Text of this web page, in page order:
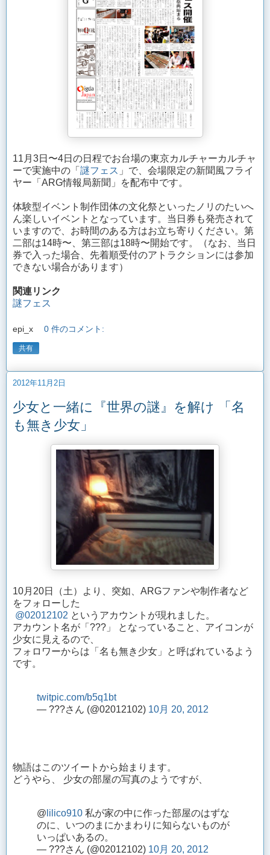
11月3日〜4日の日程でお台場の東京カルチャーカルチャ
ーで実施中の「 謎フェス 」で、会場限定の新聞風フライ
ヤー「ARG情報局新聞」を配布中です。
体験型イベント制作団体の文化祭といったノリのたいへ
ん楽しいイベントとなっています。当日券も発売されて
いますので、お時間のある方はお立ち寄りください。第
二部は14時〜、第三部は18時〜開始です。（なお、当日
券で入った場合、先着順受付のアトラクションには参加
できない場合があります）
関連リンク
謎フェス
epi_x 0 件のコメント:
共有
2012年11月2日
少女と一緒に『世界の謎』を解け 「名
も無き少女」
10月20日（土）より、突如、ARGファンや制作者など
をフォローした
@02012102 というアカウントが現れました。
アカウント名が「???」 となっていること、アイコンが
少女に見えるので、
フォロワーからは「名も無き少女」と呼ばれているよう
です。
twitpic.com/b5q1bt
— ???さん (@02012102) 10月 20, 2012
物語はこのツイートから始まります。
どうやら、 少女の部屋の写真のようですが、
@ lilico910 私が家の中に作った部屋のはずな
のに、いつのまにかまわりに知らないものが
いっぱいあるの。
— ???さん (@02012102) 10月 20, 2012